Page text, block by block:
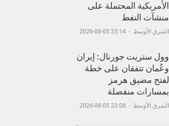
الأمريكية المحتملة على
منشآت النفط
الشرق الأوسط -
23:14 05-08-2026
وول ستريت جورنال: إيران
وعُمان تتفقان على خطة
لفتح مضيق هرمز
بمسارات منفصلة
الشرق الأوسط -
23:08 05-08-2026